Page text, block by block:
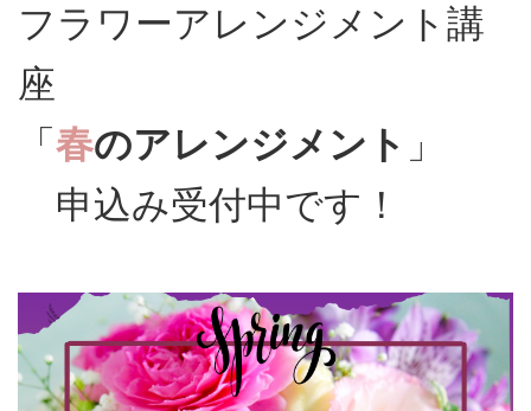
フラワーアレンジメント講
座
「 春のアレンジメント 」
申込み受付中です！